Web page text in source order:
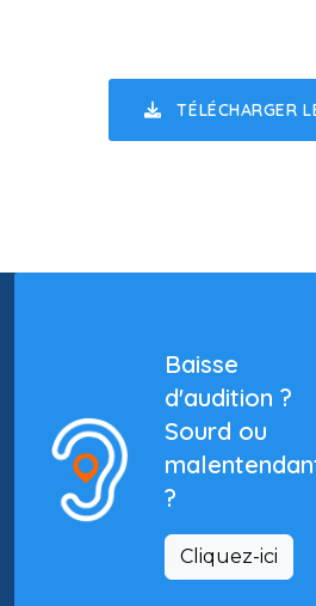
TÉLÉCHARGER
Baisse
d'audition ?
Sourd ou
?
Cliquez-ici